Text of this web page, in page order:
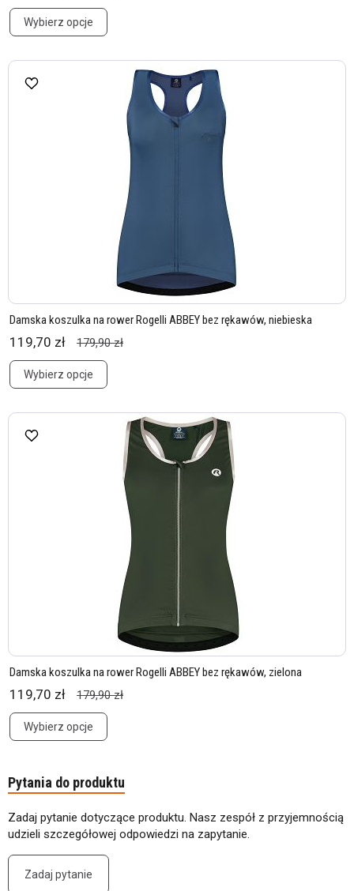
Wybierz opcje
Damska koszulka na rower Rogelli ABBEY bez rękawów, niebieska
119,70 zł 179,90 zł
Wybierz opcje
Damska koszulka na rower Rogelli ABBEY bez rękawów, zielona
119,70 zł 179,90 zł
Wybierz opcje
Pytania do produktu
Zadaj pytanie dotyczące produktu. Nasz zespół z przyjemnością
udzieli szczegółowej odpowiedzi na zapytanie.
Zadaj pytanie